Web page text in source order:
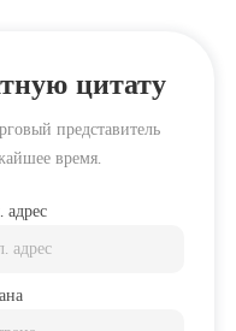
цитату
представитель
время.
адрес